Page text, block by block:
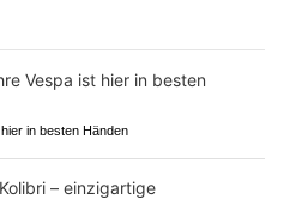
in besten Händen